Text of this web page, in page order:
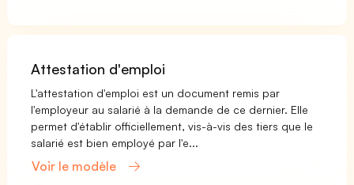
Attestation d'emploi
L'attestation d'emploi est un document remis par
l'employeur au salarié à la demande de ce dernier. Elle
permet d'établir officiellement, vis-à-vis des tiers que le
salarié est bien employé par l'e...
Voir le modèle